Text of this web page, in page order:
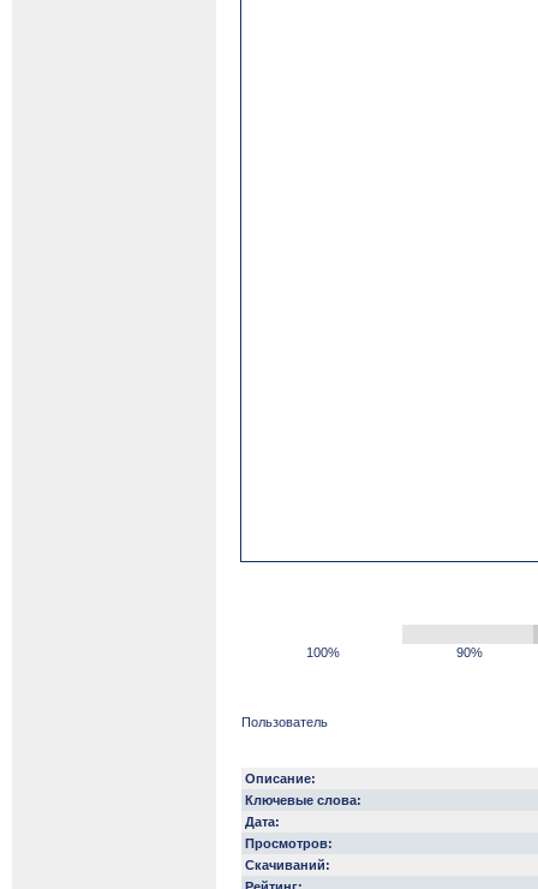
100% 90%
Пользователь
Описание:
Ключевые слова:
Дата:
Просмотров:
Скачиваний: